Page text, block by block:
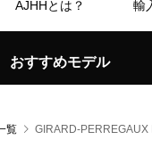
AJHHとは？ 輸
おすすめモデル
覧 GIRARD-